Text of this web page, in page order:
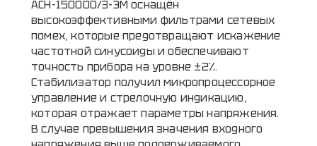
АСН-150000/3-ЭМ оснащён
высокоэффективными фильтрами сетевых
помех, которые предотвращают искажение
частотной синусоиды и обеспечивают
точность прибора на уровне ±2%.
Стабилизатор получил микропроцессорное
управление и стрелочную индикацию,
которая отражает параметры напряжения.
В случае превышения значения входного